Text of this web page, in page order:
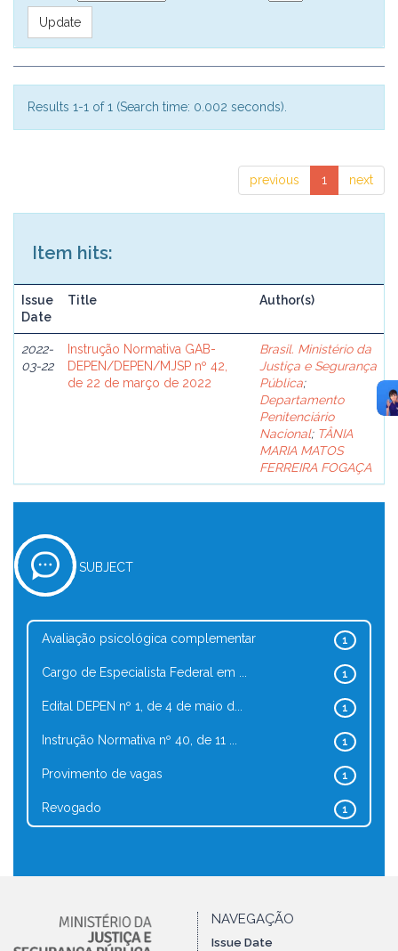
Results 1-1 of 1 (Search time: 0.002 seconds).
previous 1 next
Item hits:
Issue
Date
Title Author(s)
2022-
03-22
Instrução Normativa GAB-
DEPEN/DEPEN/MJSP nº 42,
de 22 de março de 2022
Brasil. Ministério da
Justiça e Segurança
Pública;
Departamento
Penitenciário
Nacional; TÂNIA
MARIA MATOS
FERREIRA FOGAÇA
SUBJECT
1
Avaliação psicológica complementar
1
Cargo de Especialista Federal em ...
1
Edital DEPEN nº 1, de 4 de maio d...
1
Instrução Normativa nº 40, de 11 ...
1
Provimento de vagas
1
Revogado
NAVEGAÇÃO
Issue Date